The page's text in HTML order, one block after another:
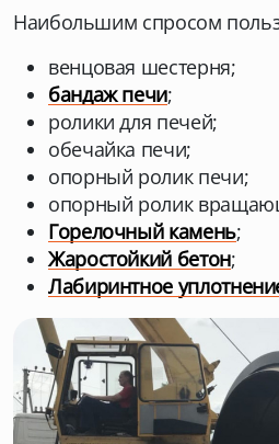
Наибольшим спросом
венцовая шестерня;
бандаж печи;
ролики для печей;
обечайка печи;
опорный ролик печи;
опорный ролик
Горелочный камень;
Жаростойкий бетон;
Лабиринтное